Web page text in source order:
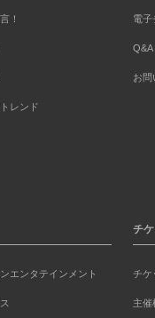
！
レンド
電子
Q&A
お問
エンタテインメント
チ
チケ
主催